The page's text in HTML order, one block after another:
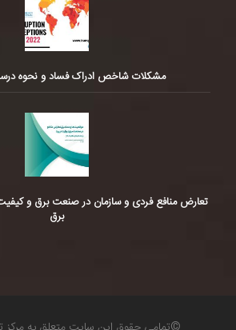
مشکلات شاخص ادراک فساد و نحوه
تعارض منافع فردی و سازمان در صنعت برق و
برق